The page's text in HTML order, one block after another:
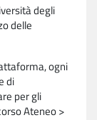
degli
delle
ogni
di
per gli
Ateneo >